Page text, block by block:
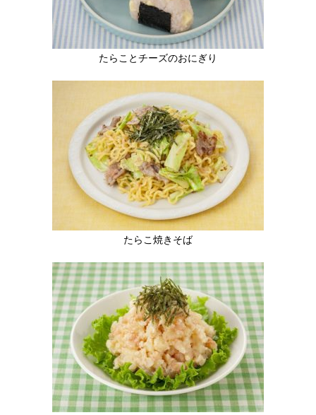
たらことチーズのおにぎり
たらこ焼きそば